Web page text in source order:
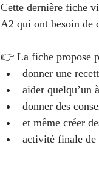
Cette dernière fiche
A2 qui ont besoin de
👉 La fiche propose
donner une
aider quelqu’un
donner des
et même créer
activité finale de